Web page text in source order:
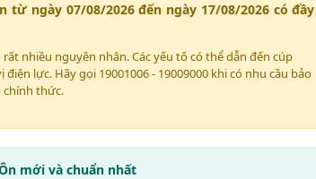
ngày 07/08/2026 đến ngày 17/08/2026 có đầy
nhiều nguyên nhân. Các yếu tố có thể dẫn đến cúp
lực. Hãy gọi 19001006 - 19009000 khi có nhu cầu bảo
chính thức.
mới và chuẩn nhất